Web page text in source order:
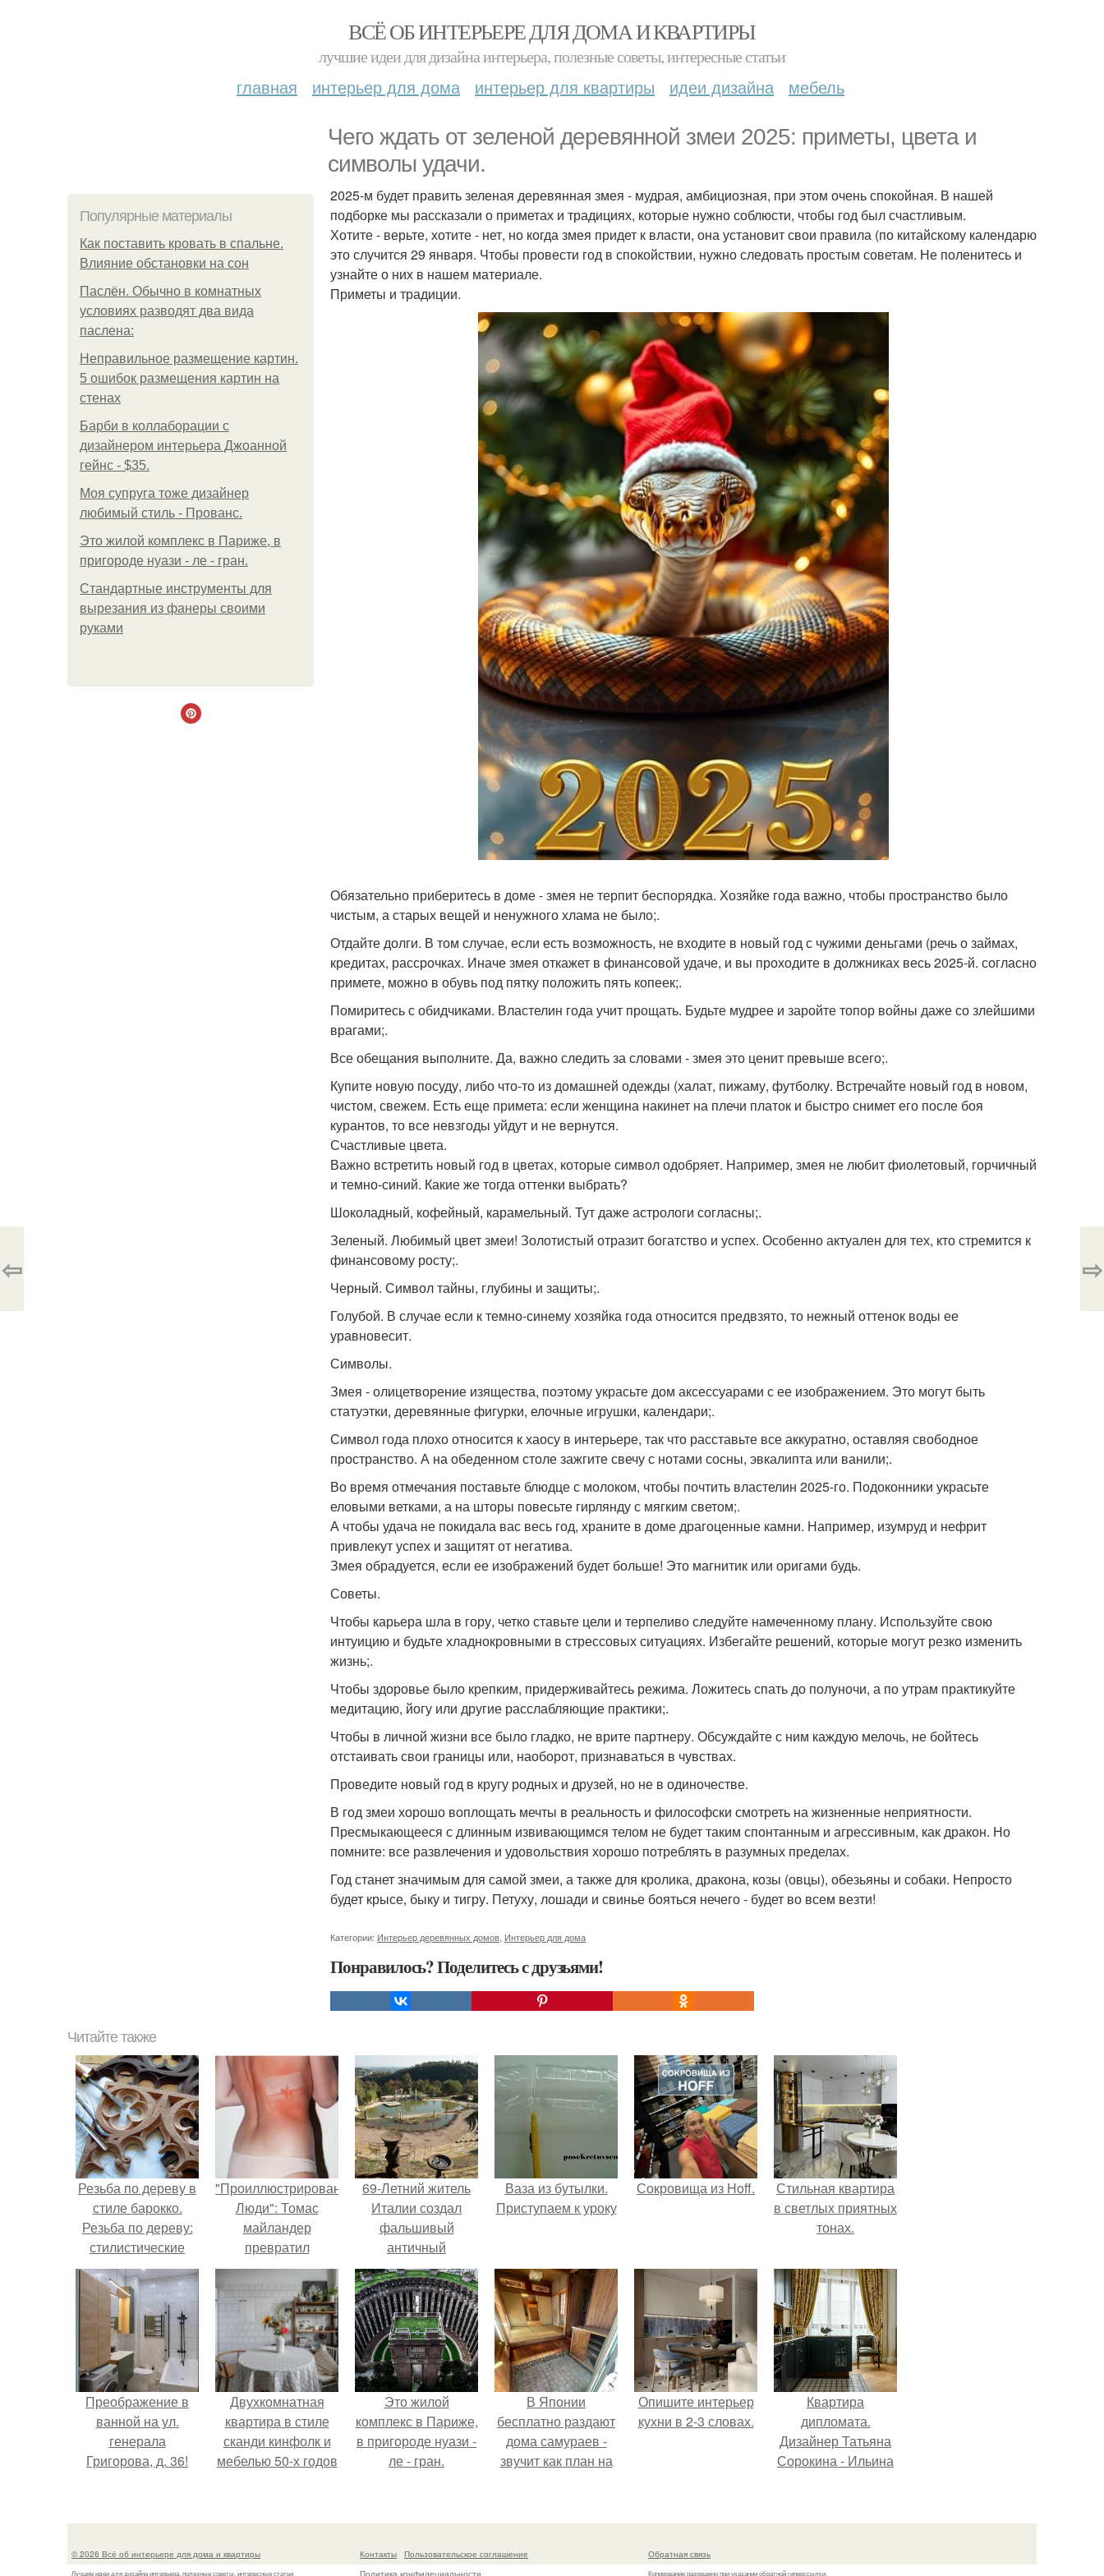
ВСЁ ОБ ИНТЕРЬЕРЕ ДЛЯ ДОМА И КВАРТИРЫ
лучшие идеи для дизайна интерьера, полезные советы, интересные статьи
главная интерьер для дома интерьер для квартиры идеи дизайна мебель
Чего ждать от зеленой деревянной змеи 2025: приметы, цвета и
символы удачи.
Популярные материалы
Как поставить кровать в спальне.
Влияние обстановки на сон
Паслён. Обычно в комнатных
условиях разводят два вида
паслена:
Неправильное размещение картин.
5 ошибок размещения картин на
стенах
Барби в коллаборации с
дизайнером интерьера Джоанной
гейнс - $35.
Моя супруга тоже дизайнер
любимый стиль - Прованс.
Это жилой комплекс в Париже, в
пригороде нуази - ле - гран.
Стандартные инструменты для
вырезания из фанеры своими
руками
2025-м будет править зеленая деревянная змея - мудрая, амбициозная, при этом очень спокойная. В нашей
подборке мы рассказали о приметах и традициях, которые нужно соблюсти, чтобы год был счастливым.
Хотите - верьте, хотите - нет, но когда змея придет к власти, она установит свои правила (по китайскому календарю
это случится 29 января. Чтобы провести год в спокойствии, нужно следовать простым советам. Не поленитесь и
узнайте о них в нашем материале.
Приметы и традиции.
Обязательно приберитесь в доме - змея не терпит беспорядка. Хозяйке года важно, чтобы пространство было
чистым, а старых вещей и ненужного хлама не было;.
Отдайте долги. В том случае, если есть возможность, не входите в новый год с чужими деньгами (речь о займах,
кредитах, рассрочках. Иначе змея откажет в финансовой удаче, и вы проходите в должниках весь 2025-й. согласно
примете, можно в обувь под пятку положить пять копеек;.
Помиритесь с обидчиками. Властелин года учит прощать. Будьте мудрее и заройте топор войны даже со злейшими
врагами;.
Все обещания выполните. Да, важно следить за словами - змея это ценит превыше всего;.
Купите новую посуду, либо что-то из домашней одежды (халат, пижаму, футболку. Встречайте новый год в новом,
чистом, свежем. Есть еще примета: если женщина накинет на плечи платок и быстро снимет его после боя
курантов, то все невзгоды уйдут и не вернутся.
Счастливые цвета.
Важно встретить новый год в цветах, которые символ одобряет. Например, змея не любит фиолетовый, горчичный
и темно-синий. Какие же тогда оттенки выбрать?
Шоколадный, кофейный, карамельный. Тут даже астрологи согласны;.
Зеленый. Любимый цвет змеи! Золотистый отразит богатство и успех. Особенно актуален для тех, кто стремится к
финансовому росту;.
Черный. Символ тайны, глубины и защиты;.
Голубой. В случае если к темно-синему хозяйка года относится предвзято, то нежный оттенок воды ее
уравновесит.
Символы.
Змея - олицетворение изящества, поэтому украсьте дом аксессуарами с ее изображением. Это могут быть
статуэтки, деревянные фигурки, елочные игрушки, календари;.
Символ года плохо относится к хаосу в интерьере, так что расставьте все аккуратно, оставляя свободное
пространство. А на обеденном столе зажгите свечу с нотами сосны, эвкалипта или ванили;.
Во время отмечания поставьте блюдце с молоком, чтобы почтить властелин 2025-го. Подоконники украсьте
еловыми ветками, а на шторы повесьте гирлянду с мягким светом;.
А чтобы удача не покидала вас весь год, храните в доме драгоценные камни. Например, изумруд и нефрит
привлекут успех и защитят от негатива.
Змея обрадуется, если ее изображений будет больше! Это магнитик или оригами будь.
Советы.
Чтобы карьера шла в гору, четко ставьте цели и терпеливо следуйте намеченному плану. Используйте свою
интуицию и будьте хладнокровными в стрессовых ситуациях. Избегайте решений, которые могут резко изменить
жизнь;.
Чтобы здоровье было крепким, придерживайтесь режима. Ложитесь спать до полуночи, а по утрам практикуйте
медитацию, йогу или другие расслабляющие практики;.
Чтобы в личной жизни все было гладко, не врите партнеру. Обсуждайте с ним каждую мелочь, не бойтесь
отстаивать свои границы или, наоборот, признаваться в чувствах.
Проведите новый год в кругу родных и друзей, но не в одиночестве.
В год змеи хорошо воплощать мечты в реальность и философски смотреть на жизненные неприятности.
Пресмыкающееся с длинным извивающимся телом не будет таким спонтанным и агрессивным, как дракон. Но
помните: все развлечения и удовольствия хорошо потреблять в разумных пределах.
Год станет значимым для самой змеи, а также для кролика, дракона, козы (овцы), обезьяны и собаки. Непросто
будет крысе, быку и тигру. Петуху, лошади и свинье бояться нечего - будет во всем везти!
Категории: Интерьер деревянных домов Интерьер для дома
Понравилось? Поделитесь с друзьями!
⇦ ⇨
Читайте также
Резьба по дереву в
стиле барокко.
Резьба по дереву:
стилистические
направления и
характерные узоры.
"Проиллюстрированные
Люди": Томас
майландер
превратил
солнечные ожоги в
арт - объект.
69-Летний житель
Италии создал
фальшивый
античный
амфитеатр и
долгое время
успешно выдавал
его за настоящее
историческое
наследие.
Ваза из бутылки.
Приступаем к уроку
Сокровища из Hoff.
Стильная квартира
в светлых приятных
тонах.
Преображение в
ванной на ул.
генерала
Григорова, д. 36!
Двухкомнатная
квартира в стиле
сканди кинфолк и
мебелью 50-х годов
Это жилой
комплекс в Париже,
в пригороде нуази -
ле - гран.
В Японии
бесплатно раздают
дома самураев -
звучит как план на
Опишите интерьер
кухни в 2-3 словах.
Квартира
дипломата.
Дизайнер Татьяна
Сорокина - Ильина
интерьер для
© 2026 Всё об интерьере для дома и квартиры
Лучшие идеи для дизайна интерьера, полезные советы, интересные статьи
Контакты
Пользовательское соглашение
Политика конфидециальности
Обратная связь
Копирование разрешено при указании обратной гиперссылки.